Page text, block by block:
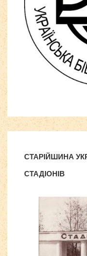
СТАРІЙШИНА
СТАДІОНІВ